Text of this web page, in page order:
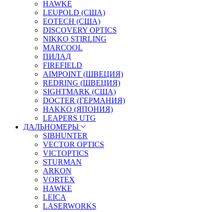
HAWKE
LEUPOLD (США)
EOTECH (США)
DISCOVERY OPTICS
NIKKO STIRLING
MARCOOL
ПИЛАД
FIREFIELD
AIMPOINT (ШВЕЦИЯ)
REDRING (ШВЕЦИЯ)
SIGHTMARK (США)
DOCTER (ГЕРМАНИЯ)
HAKKO (ЯПОНИЯ)
LEAPERS UTG
ДАЛЬНОМЕРЫ
SIBHUNTER
VECTOR OPTICS
VICTOPTICS
STURMAN
ARKON
VORTEX
HAWKE
LEICA
LASERWORKS